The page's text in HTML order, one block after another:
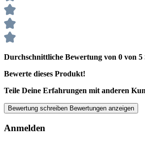
Durchschnittliche Bewertung von 0 von 5
Bewerte dieses Produkt!
Teile Deine Erfahrungen mit anderen
Bewertung schreiben Bewertungen anzeigen
Anmelden